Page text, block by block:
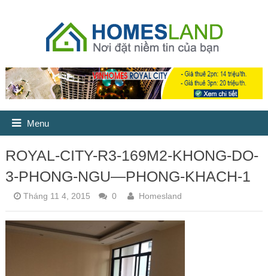
Menu
ROYAL-CITY-R3-169M2-KHONG-DO-
3-PHONG-NGU—PHONG-KHACH-1
Tháng 11 4, 2015 0 Homesland